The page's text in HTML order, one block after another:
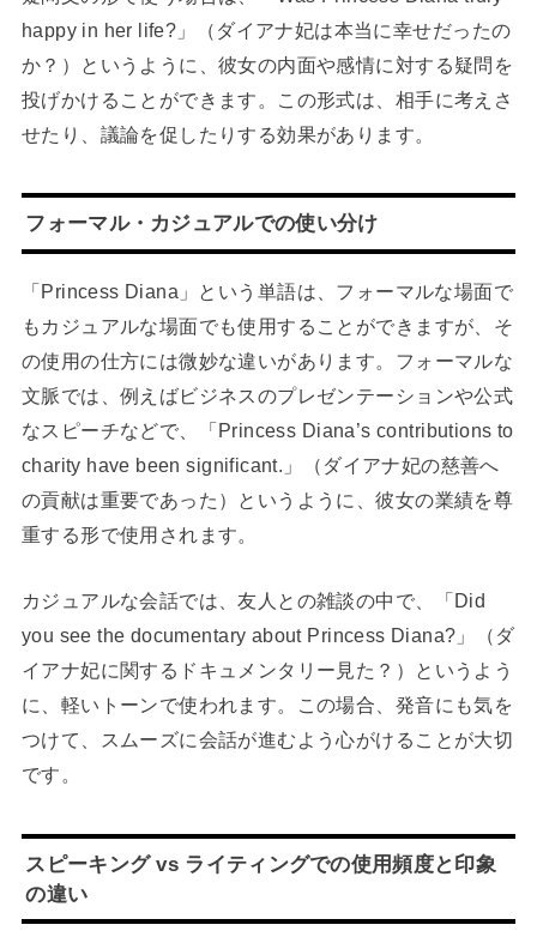
happy in her life?」（ダイアナ妃は本当に幸せだったの
か？）というように、彼女の内面や感情に対する疑問を
投げかけることができます。この形式は、相手に考えさ
せたり、議論を促したりする効果があります。
フォーマル・カジュアルでの使い分け
「Princess Diana」という単語は、フォーマルな場面で
もカジュアルな場面でも使用することができますが、そ
の使用の仕方には微妙な違いがあります。フォーマルな
文脈では、例えばビジネスのプレゼンテーションや公式
なスピーチなどで、「Princess Diana’s contributions to
charity have been significant.」（ダイアナ妃の慈善へ
の貢献は重要であった）というように、彼女の業績を尊
重する形で使用されます。
カジュアルな会話では、友人との雑談の中で、「Did
you see the documentary about Princess Diana?」（ダ
イアナ妃に関するドキュメンタリー見た？）というよう
に、軽いトーンで使われます。この場合、発音にも気を
つけて、スムーズに会話が進むよう心がけることが大切
です。
スピーキング vs ライティングでの使用頻度と印象
の違い